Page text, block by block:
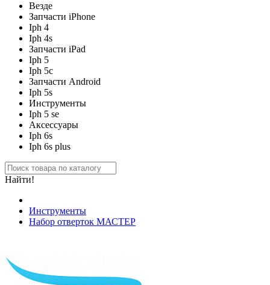
Везде
Запчасти iPhone
Iph 4
Iph 4s
Запчасти iPad
Iph 5
Iph 5c
Запчасти Android
Iph 5s
Инструменты
Iph 5 se
Аксессуары
Iph 6s
Iph 6s plus
Найти!
Инструменты
Набор отверток МАСТЕР